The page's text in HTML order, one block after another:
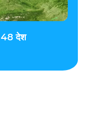
48 देश